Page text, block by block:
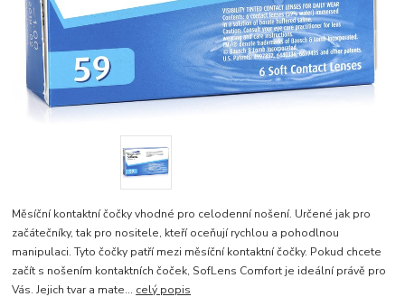
Měsíční kontaktní čočky vhodné pro celodenní nošení. Určené jak pro
začátečníky, tak pro nositele, kteří oceňují rychlou a pohodlnou
manipulaci. Tyto čočky patří mezi měsíční kontaktní čočky. Pokud chcete
začít s nošením kontaktních čoček, SofLens Comfort je ideální právě pro
Vás. Jejich tvar a mate... celý popis